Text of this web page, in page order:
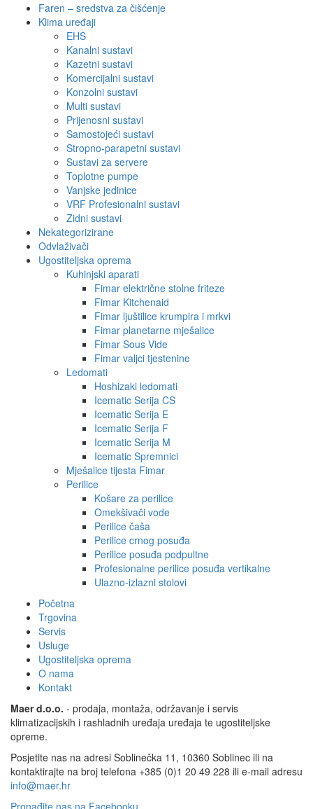
Faren – sredstva za čišćenje
Klima uređaji
EHS
Kanalni sustavi
Kazetni sustavi
Komercijalni sustavi
Konzolni sustavi
Multi sustavi
Prijenosni sustavi
Samostojeći sustavi
Stropno-parapetni sustavi
Sustavi za servere
Toplotne pumpe
Vanjske jedinice
VRF Profesionalni sustavi
Zidni sustavi
Nekategorizirane
Odvlaživači
Ugostiteljska oprema
Kuhinjski aparati
Fimar električne stolne friteze
Fimar Kitchenaid
Fimar ljuštilice krumpira i mrkvi
Fimar planetarne mješalice
Fimar Sous Vide
Fimar valjci tjestenine
Ledomati
Hoshizaki ledomati
Icematic Serija CS
Icematic Serija E
Icematic Serija F
Icematic Serija M
Icematic Spremnici
Mješalice tijesta Fimar
Perilice
Košare za perilice
Omekšivači vode
Perilice čaša
Perilice crnog posuđa
Perilice posuđa podpultne
Profesionalne perilice posuđa vertikalne
Ulazno-izlazni stolovi
Početna
Trgovina
Servis
Usluge
Ugostiteljska oprema
O nama
Kontakt
Maer d.o.o. - prodaja, montaža, održavanje i servis
klimatizacijskih i rashladnih uređaja uređaja te ugostiteljske
opreme.
Posjetite nas na adresi Soblinečka 11, 10360 Soblinec ili na
kontaktirajte na broj telefona +385 (0)1 20 49 228 ili e-mail adresu
info@maer.hr
Pronađite nas na Facebooku